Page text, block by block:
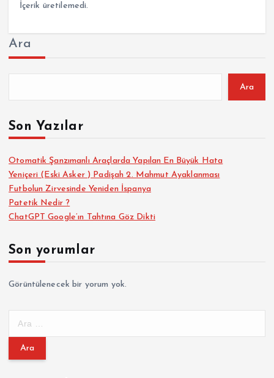
İçerik üretilemedi.
Ara
Ara
Son Yazılar
Otomatik Şanzımanlı Araçlarda Yapılan En Büyük Hata
Yeniçeri (Eski Asker ) Padişah 2. Mahmut Ayaklanması
Futbolun Zirvesinde Yeniden İspanya
Patetik Nedir ?
ChatGPT Google’ın Tahtına Göz Dikti
Son yorumlar
Görüntülenecek bir yorum yok.
m